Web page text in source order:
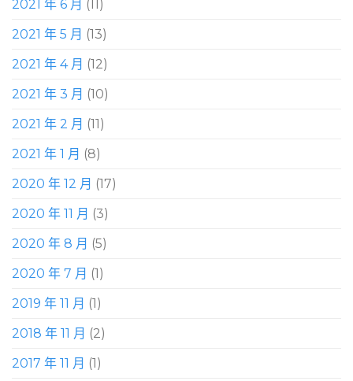
2021 年 6 月 (11)
2021 年 5 月 (13)
2021 年 4 月 (12)
2021 年 3 月 (10)
2021 年 2 月 (11)
2021 年 1 月 (8)
2020 年 12 月 (17)
2020 年 11 月 (3)
2020 年 8 月 (5)
2020 年 7 月 (1)
2019 年 11 月 (1)
2018 年 11 月 (2)
2017 年 11 月 (1)